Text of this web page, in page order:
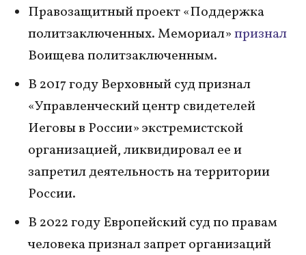
Правозащитный проект «Поддержка
политзаключенных. Мемориал»признал
Воищева политзаключенным.
В 2017 году Верховный суд признал
«Управленческий центр свидетелей
Иеговы в России» экстремистской
организацией, ликвидировал ее и
запретил деятельность на территории
России.
В 2022 году Европейский суд по правам
человека признал запрет организаций